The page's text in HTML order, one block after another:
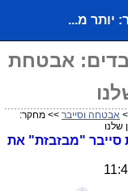
אבטחת
אבטחה וסייבר >> מחקר:
שלנו
"מבזבזת" את